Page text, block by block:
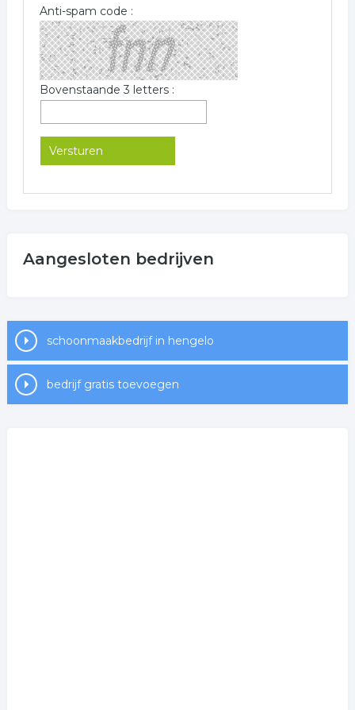
Anti-spam code :
Bovenstaande 3 letters :
Aangesloten bedrijven
schoonmaakbedrijf in hengelo
bedrijf gratis toevoegen